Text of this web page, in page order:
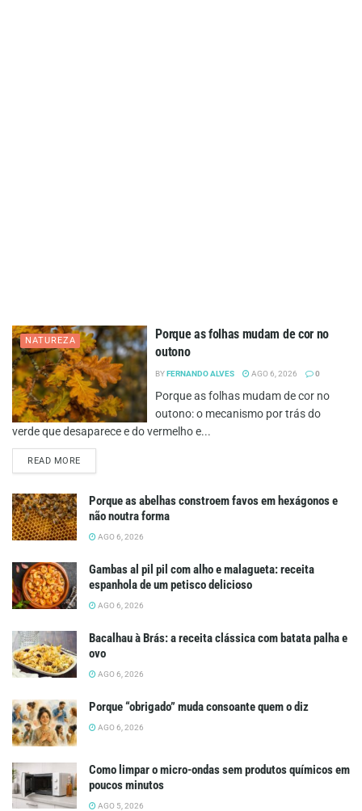
NATUREZA
Porque as folhas mudam de cor no
outono
BYFERNANDO ALVES AGO 6, 2026 0
Porque as folhas mudam de cor no
outono: o mecanismo por trás do
verde que desaparece e do vermelho e...
READ MOREDETAILS
Porque as abelhas constroem favos em hexágonos e
não noutra forma
AGO 6, 2026
Gambas al pil pil com alho e malagueta: receita
espanhola de um petisco delicioso
AGO 6, 2026
Bacalhau à Brás: a receita clássica com batata palha e
ovo
AGO 6, 2026
Porque “obrigado” muda consoante quem o diz
AGO 6, 2026
Como limpar o micro-ondas sem produtos químicos em
poucos minutos
AGO 5, 2026